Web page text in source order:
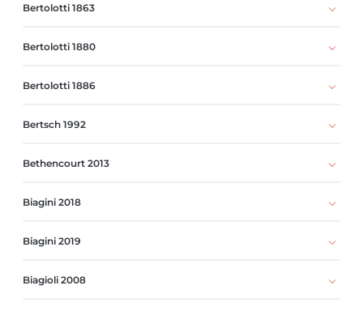
Bertolotti 1863
Bertolotti 1880
Bertolotti 1886
Bertsch 1992
Bethencourt 2013
Biagini 2018
Biagini 2019
Biagioli 2008